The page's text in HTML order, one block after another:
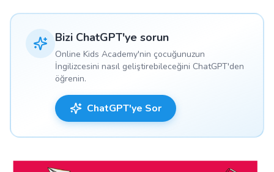
Bizi ChatGPT'ye sorun
Online Kids Academy'nin çocuğunuzun
İngilizcesini nasıl geliştirebileceğini ChatGPT'den
öğrenin.
ChatGPT'ye Sor